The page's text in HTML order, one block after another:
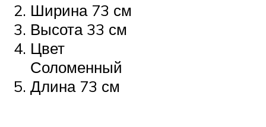
Ширина 73 см
Высота 33 см
Цвет
Соломенный
Длина 73 см